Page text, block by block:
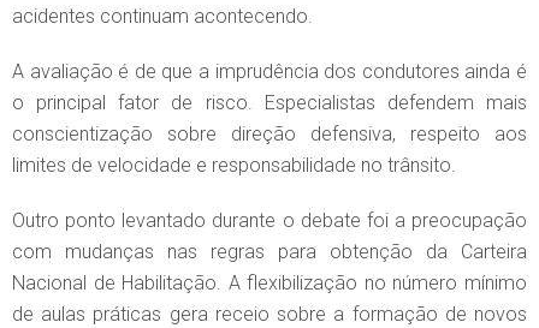
acidentes continuam acontecendo.
A avaliação é de que a imprudência dos condutores ainda é
o principal fator de risco. Especialistas defendem mais
conscientização sobre direção defensiva, respeito aos
limites de velocidade e responsabilidade no trânsito.
Outro ponto levantado durante o debate foi a preocupação
com mudanças nas regras para obtenção da Carteira
Nacional de Habilitação. A flexibilização no número mínimo
de aulas práticas gera receio sobre a formação de novos